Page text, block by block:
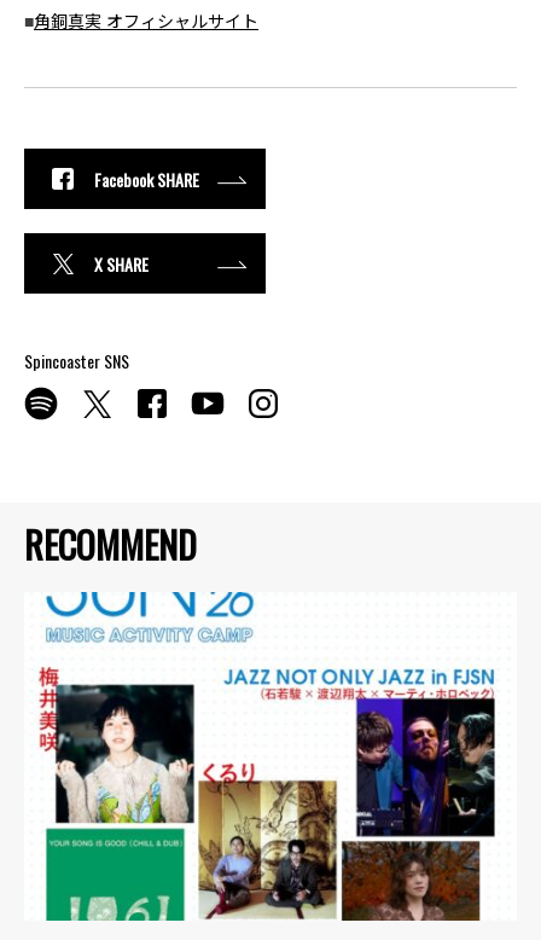
RECOMMEND
■角銅真実 オフィシャルサイト
Facebook SHARE
X SHARE
Spincoaster SNS